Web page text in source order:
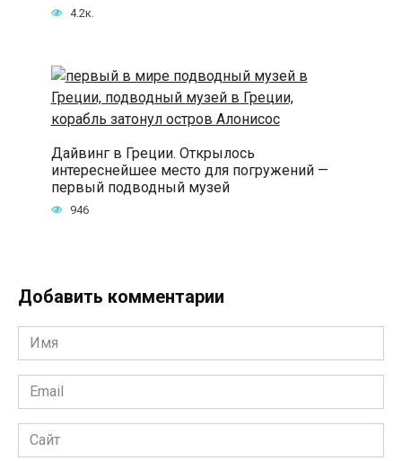
4.2к.
Дайвинг в Греции. Открылось
интереснейшее место для погружений —
первый подводный музей
946
Добавить комментарии
Имя
*
Email
*
Сайт